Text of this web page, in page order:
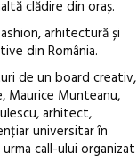
clădire din oraș.
arhitectură și
din România.
de un board creativ,
Maurice Munteanu,
arhitect,
universitar în
call-ului organizat
2026